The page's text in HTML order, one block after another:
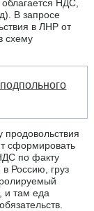
НДС,
В запросе
в ЛНР от
схему
продовольствия
сформировать
по факту
Россию, груз
и там еда